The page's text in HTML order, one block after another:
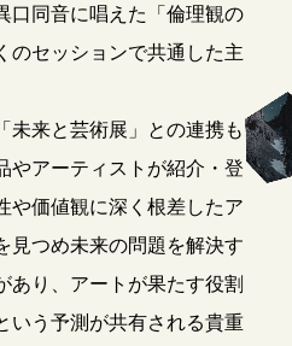
口同音に唱えた「倫理観の
のセッションで共通した主
未来と芸術展」との連携も
やアーティストが紹介・登
や価値観に深く根差したア
見つめ未来の問題を解決す
あり、アートが果たす役割
いう予測が共有される貴重